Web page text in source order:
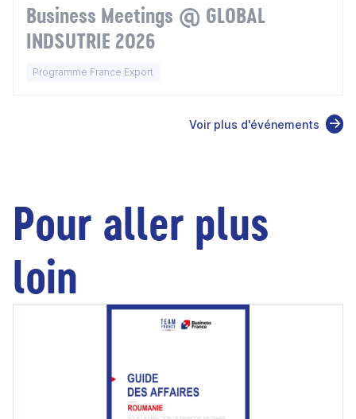
Business Meetings @ GLOBAL
INDSUTRIE 2026
Programme France Export
Voir plus d'événements
Pour aller plus
loin